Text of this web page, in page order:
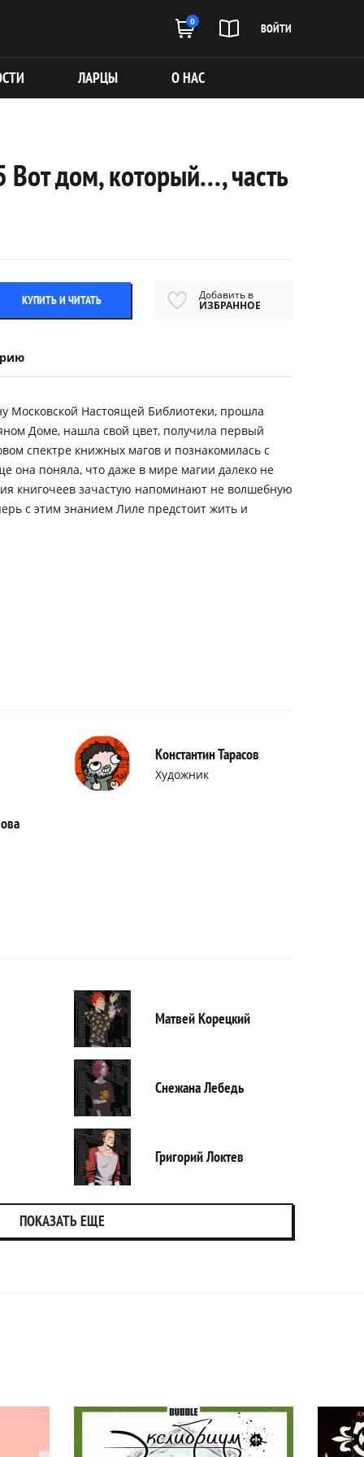
0 ВОЙТИ
ЛАРЦЫ О НАС
дом, который..., часть
КУПИТЬ И ЧИТАТЬ Добавить в
ИЗБРАННОЕ
Московской Настоящей Библиотеки, прошла
Доме, нашла свой цвет, получила первый
спектре книжных магов и познакомилась с
она поняла, что даже в мире магии далеко не
книгочеев зачастую напоминают не волшебную
с этим знанием Лиле предстоит жить и
Константин Тарасов
Художник
Матвей Корецкий
Снежана Лебедь
Григорий Локтев
ПОКАЗАТЬ ЕЩЕ